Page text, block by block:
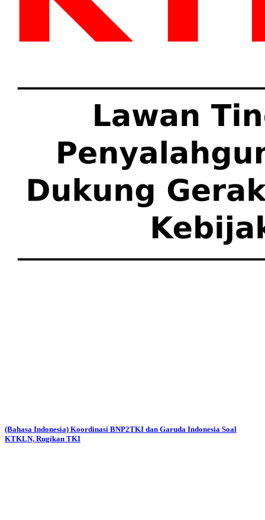
(Bahasa Indonesia) Koordinasi BNP2TKI dan Garuda Indonesia Soal
KTKLN, Rugikan TKI